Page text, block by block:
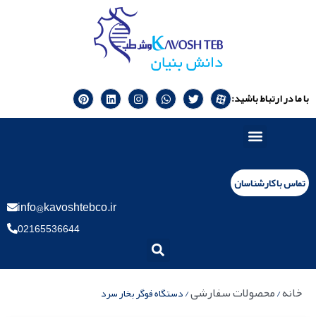
با ما در ارتباط باشید:
تماس با کارشناسان
info@kavoshtebco.ir
02165536644
خانه/محصولات سفارشی/ دستگاه فوگر بخار سرد